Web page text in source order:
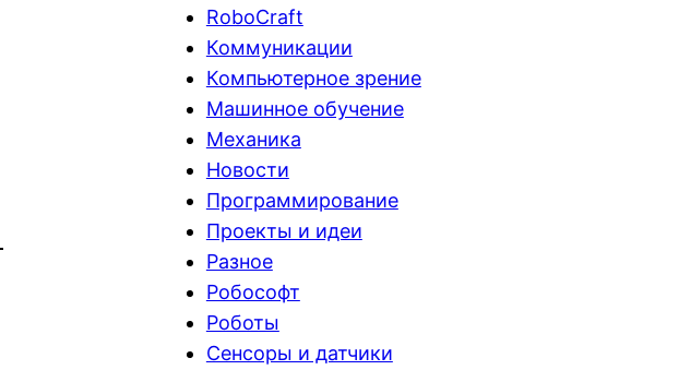
RoboCraft
Коммуникации
Компьютерное зрение
Машинное обучение
Механика
Новости
Программирование
Проекты и идеи
Разное
Робософт
Роботы
Сенсоры и датчики